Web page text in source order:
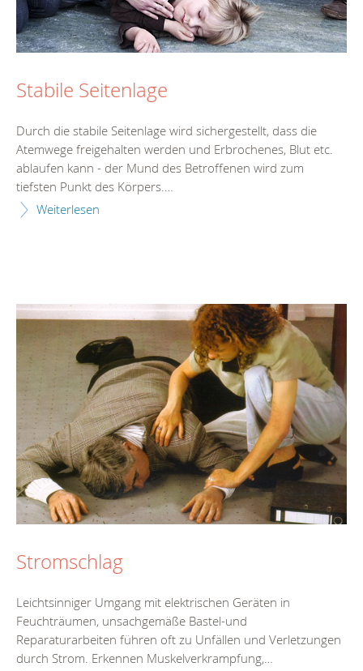
Stabile Seitenlage
Durch die stabile Seitenlage wird sichergestellt, dass die
Atemwege freigehalten werden und Erbrochenes, Blut etc.
ablaufen kann - der Mund des Betroffenen wird zum
tiefsten Punkt des Körpers.…
Weiterlesen
Stromschlag
Leichtsinniger Umgang mit elektrischen Geräten in
Feuchträumen, unsachgemäße Bastel-und
Reparaturarbeiten führen oft zu Unfällen und Verletzungen
durch Strom. Erkennen Muskelverkrampfung,…